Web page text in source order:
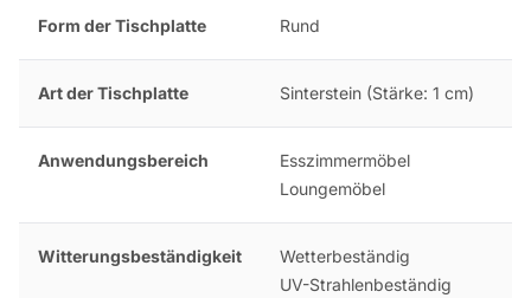
Form der Tischplatte Rund
Art der Tischplatte Sinterstein (Stärke: 1 cm)
Anwendungsbereich
Esszimmermöbel
Loungemöbel
Witterungsbeständigkeit
Wetterbeständig
UV-Strahlenbeständig